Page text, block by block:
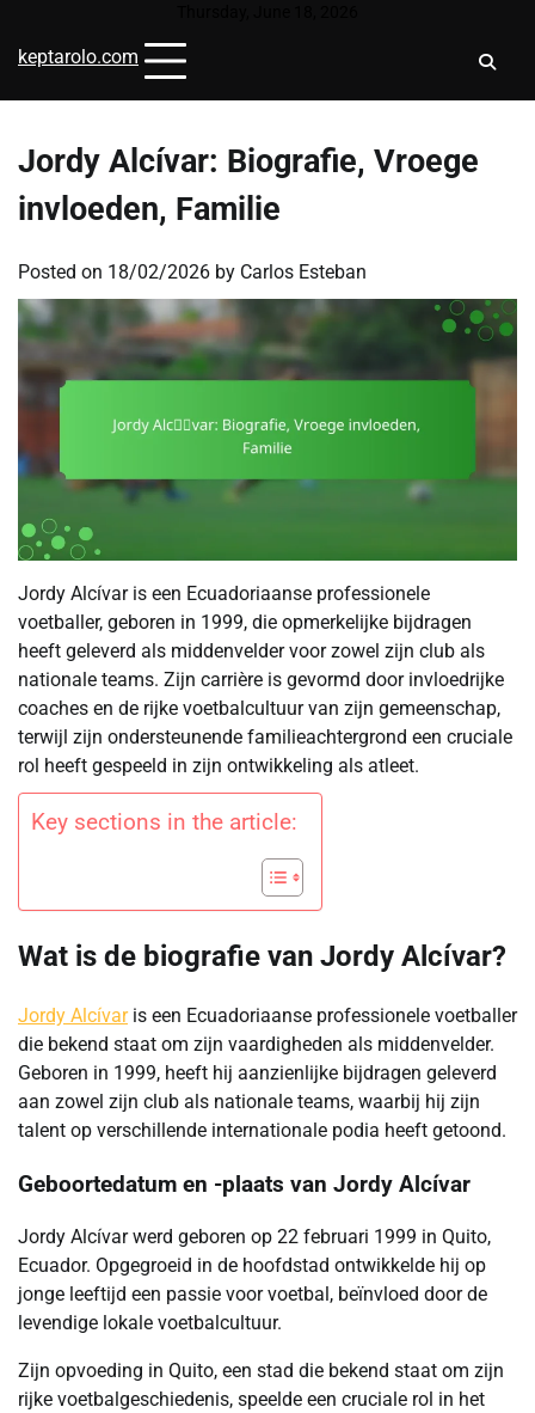
content
keptarolo.com
Jordy Alcívar: Biografie, Vroege
invloeden, Familie
Posted on 18/02/2026 by Carlos Esteban
Jordy Alcívar is een Ecuadoriaanse professionele
voetballer, geboren in 1999, die opmerkelijke bijdragen
heeft geleverd als middenvelder voor zowel zijn club als
nationale teams. Zijn carrière is gevormd door invloedrijke
coaches en de rijke voetbalcultuur van zijn gemeenschap,
terwijl zijn ondersteunende familieachtergrond een cruciale
rol heeft gespeeld in zijn ontwikkeling als atleet.
Key sections in the article:
Wat is de biografie van Jordy Alcívar?
Jordy Alcívaris een Ecuadoriaanse professionele voetballer
die bekend staat om zijn vaardigheden als middenvelder.
Geboren in 1999, heeft hij aanzienlijke bijdragen geleverd
aan zowel zijn club als nationale teams, waarbij hij zijn
talent op verschillende internationale podia heeft getoond.
Geboortedatum en -plaats van Jordy Alcívar
Jordy Alcívar werd geboren op 22 februari 1999 in Quito,
Ecuador. Opgegroeid in de hoofdstad ontwikkelde hij op
jonge leeftijd een passie voor voetbal, beïnvloed door de
levendige lokale voetbalcultuur.
Zijn opvoeding in Quito, een stad die bekend staat om zijn
rijke voetbalgeschiedenis, speelde een cruciale rol in het